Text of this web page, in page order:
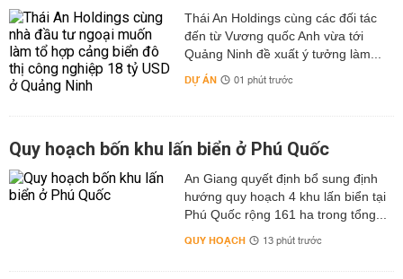
Thái An Holdings cùng các đối tác
đến từ Vương quốc Anh vừa tới
Quảng Ninh đề xuất ý tưởng làm...
DỰ ÁN 01 phút trước
Quy hoạch bốn khu lấn biển ở Phú Quốc
An Giang quyết định bổ sung định
hướng quy hoạch 4 khu lấn biển tại
Phú Quốc rộng 161 ha trong tổng...
QUY HOẠCH 13 phút trước